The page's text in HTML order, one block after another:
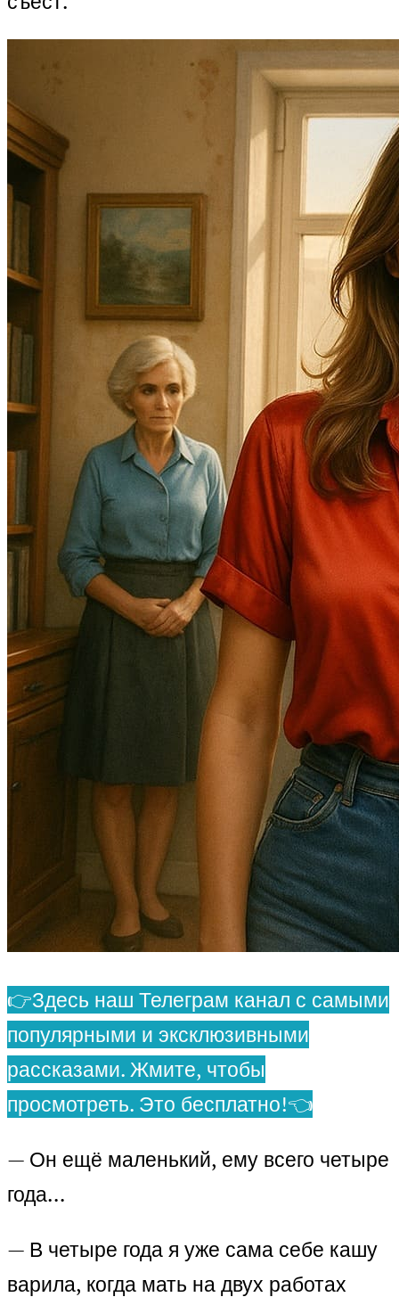
👉Здесь наш Телеграм канал с самыми
популярными и эксклюзивными
рассказами. Жмите, чтобы
просмотреть. Это бесплатно!👈
— Он ещё маленький, ему всего четыре
года…
— В четыре года я уже сама себе кашу
варила, когда мать на двух работах